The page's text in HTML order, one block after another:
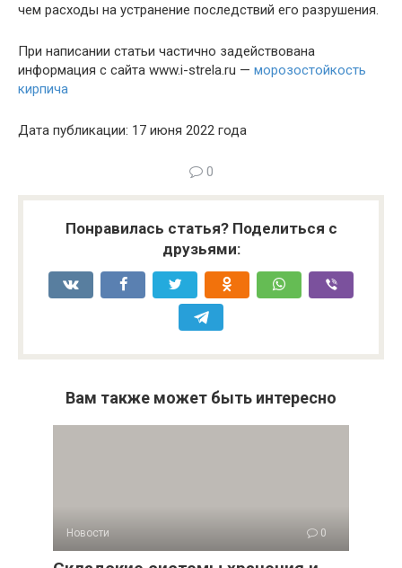
чем расходы на устранение последствий его разрушения.
При написании статьи частично задействована
информация с сайта www.i-strela.ru — морозостойкость
кирпича
Дата публикации: 17 июня 2022 года
0
Понравилась статья? Поделиться с
друзьями:
Вам также может быть интересно
Новости 0